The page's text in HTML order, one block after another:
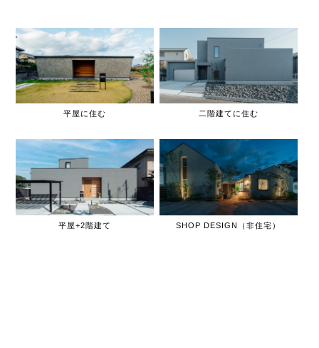
平屋に住む 二階建てに住む
平屋+2階建て SHOP DESIGN（非住宅）